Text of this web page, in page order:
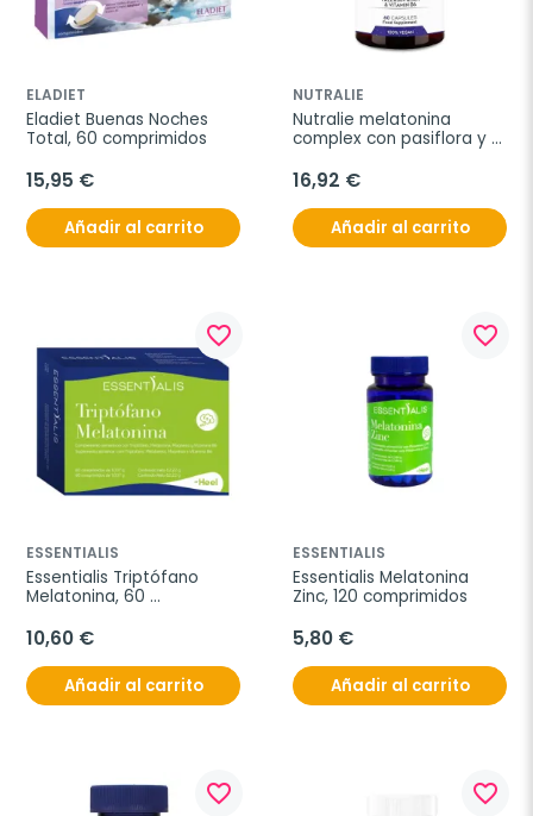
ELADIET
Eladiet Buenas Noches
Total, 60 comprimidos
15,95 €
Añadir al carrito
NUTRALIE
Nutralie melatonina
complex con pasiflora y
16,92 €
Añadir al carrito
favorite_border
ESSENTIALIS
Essentialis Triptófano
Melatonina, 60
10,60 €
Añadir al carrito
favorite_border
ESSENTIALIS
Essentialis Melatonina
Zinc, 120 comprimidos
5,80 €
Añadir al carrito
favorite_border favorite_border